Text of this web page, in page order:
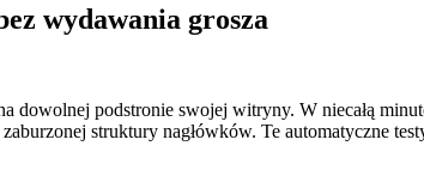
wydawania grosza
dowolnej podstronie swojej witryny. W niecałą
struktury nagłówków. Te automatyczne